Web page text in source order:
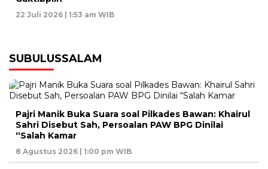
22 Juli 2026 | 1:53 am WIB
SUBULUSSALAM
Pajri Manik Buka Suara soal Pilkades Bawan: Khairul
Sahri Disebut Sah, Persoalan PAW BPG Dinilai
“Salah Kamar
8 Agustus 2026 | 1:00 pm WIB